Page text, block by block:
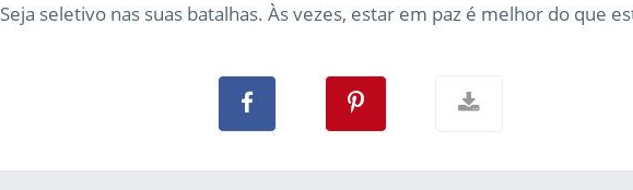
Seja seletivo nas suas batalhas. Às vezes, estar em paz é melhor do que